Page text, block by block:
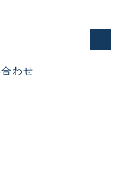
れた未使用
わせ